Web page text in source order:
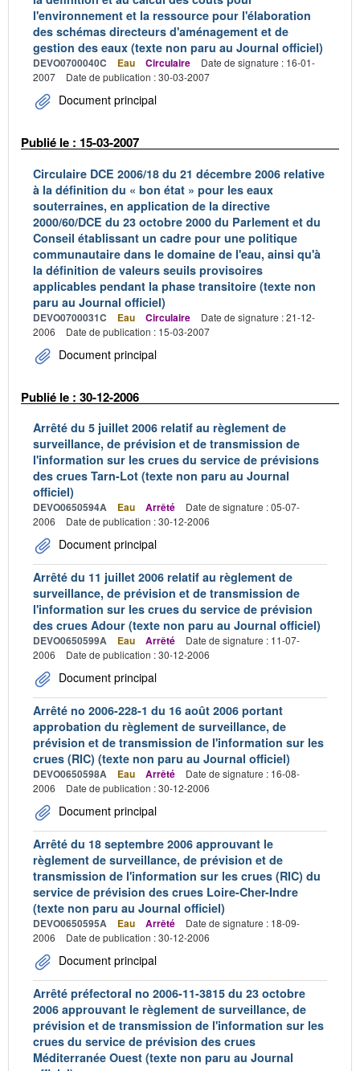
l'environnement et la ressource pour l'élaboration
des schémas directeurs d'aménagement et de
gestion des eaux (texte non paru au Journal officiel)
DEVO0700040C Eau Circulaire
Date de signature : 16-01-
2007
Date de publication : 30-03-2007
Document principal
Publié le : 15-03-2007
Circulaire DCE 2006/18 du 21 décembre 2006 relative
à la définition du « bon état » pour les eaux
souterraines, en application de la directive
2000/60/DCE du 23 octobre 2000 du Parlement et du
Conseil établissant un cadre pour une politique
communautaire dans le domaine de l'eau, ainsi qu'à
la définition de valeurs seuils provisoires
applicables pendant la phase transitoire (texte non
paru au Journal officiel)
DEVO0700031C Eau Circulaire
Date de signature : 21-12-
2006
Date de publication : 15-03-2007
Document principal
Publié le : 30-12-2006
Arrêté du 5 juillet 2006 relatif au règlement de
surveillance, de prévision et de transmission de
l'information sur les crues du service de prévisions
des crues Tarn-Lot (texte non paru au Journal
officiel)
DEVO0650594A Eau Arrêté
Date de signature : 05-07-
2006
Date de publication : 30-12-2006
Document principal
Arrêté du 11 juillet 2006 relatif au règlement de
surveillance, de prévision et de transmission de
l'information sur les crues du service de prévision
des crues Adour (texte non paru au Journal officiel)
DEVO0650599A Eau Arrêté
Date de signature : 11-07-
2006
Date de publication : 30-12-2006
Document principal
Arrêté no 2006-228-1 du 16 août 2006 portant
approbation du règlement de surveillance, de
prévision et de transmission de l'information sur les
crues (RIC) (texte non paru au Journal officiel)
DEVO0650598A Eau Arrêté
Date de signature : 16-08-
2006
Date de publication : 30-12-2006
Document principal
Arrêté du 18 septembre 2006 approuvant le
règlement de surveillance, de prévision et de
transmission de l'information sur les crues (RIC) du
service de prévision des crues Loire-Cher-Indre
(texte non paru au Journal officiel)
DEVO0650595A Eau Arrêté
Date de signature : 18-09-
2006
Date de publication : 30-12-2006
Document principal
Arrêté préfectoral no 2006-11-3815 du 23 octobre
2006 approuvant le règlement de surveillance, de
prévision et de transmission de l'information sur les
crues du service de prévision des crues
Méditerranée Ouest (texte non paru au Journal